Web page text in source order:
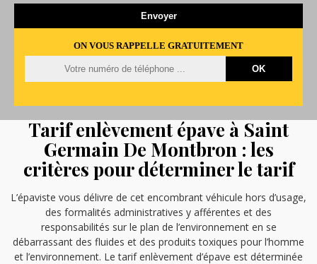
ON VOUS RAPPELLE GRATUITEMENT
Tarif enlèvement épave à Saint
Germain De Montbron : les
critères pour déterminer le tarif
L’épaviste vous délivre de cet encombrant véhicule hors d’usage,
des formalités administratives y afférentes et des
responsabilités sur le plan de l’environnement en se
débarrassant des fluides et des produits toxiques pour l’homme
et l’environnement. Le tarif enlèvement d’épave est déterminée